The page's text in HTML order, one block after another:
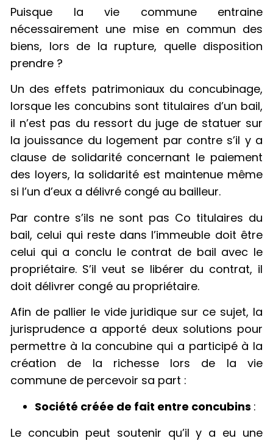
Puisque la vie commune entraine
nécessairement une mise en commun des
biens, lors de la rupture, quelle disposition
prendre ?
Un des effets patrimoniaux du concubinage,
lorsque les concubins sont titulaires d’un bail,
il n’est pas du ressort du juge de statuer sur
la jouissance du logement par contre s’il y a
clause de solidarité concernant le paiement
des loyers, la solidarité est maintenue même
si l’un d’eux a délivré congé au bailleur.
Par contre s’ils ne sont pas Co titulaires du
bail, celui qui reste dans l’immeuble doit être
celui qui a conclu le contrat de bail avec le
propriétaire. S’il veut se libérer du contrat, il
doit délivrer congé au propriétaire.
Afin de pallier le vide juridique sur ce sujet, la
jurisprudence a apporté deux solutions pour
permettre à la concubine qui a participé à la
création de la richesse lors de la vie
commune de percevoir sa part :
Société créée de fait entre concubins :
Le concubin peut soutenir qu’il y a eu une